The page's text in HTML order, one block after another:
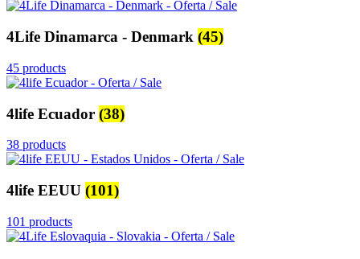
4Life Dinamarca - Denmark (45)
45 products
4life Ecuador (38)
38 products
4life EEUU (101)
101 products